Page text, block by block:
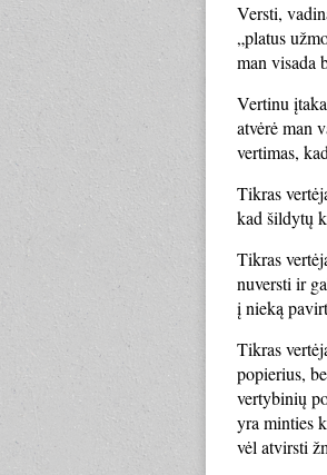
Versti,
„platus
man visada
Vertinu
atvėrė man
vertimas,
Tikras
kad šildytų
Tikras
nuversti ir
į nieką
Tikras
popierius,
vertybinių
yra minties
vėl atvirsti